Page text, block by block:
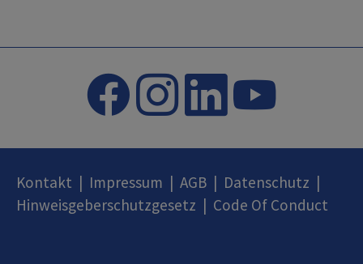
Kontakt Impressum AGB Datenschutz
Hinweisgeberschutzgesetz
Code Of Conduct